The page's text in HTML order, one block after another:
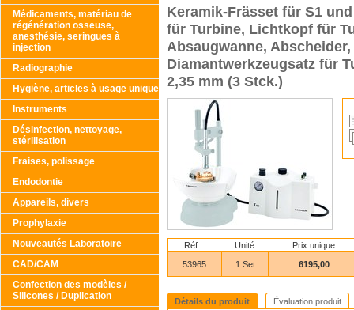
Médicaments, matériau de
régénération osseuse,
anesthésie, seringues à
injection
Radiographie
Hygiène, articles à usage unique
Instruments
Désinfection, nettoyage,
stérilisation
Fraises, polissage
Endodontie
Appareils, divers
Prophylaxie
Nouveautés Laboratoire
CAD/CAM
Confection des modèles /
Silicones / Duplication
Keramik-Frässet für S1
für Turbine, Lichtkopf für
Absaugwanne,
Diamantwerkzeugsatz für
2,35 mm (3 Stck.)
Réf. : Unité
Prix unique
53965
1 Set 6195,00
Détails du produit Évaluation produit